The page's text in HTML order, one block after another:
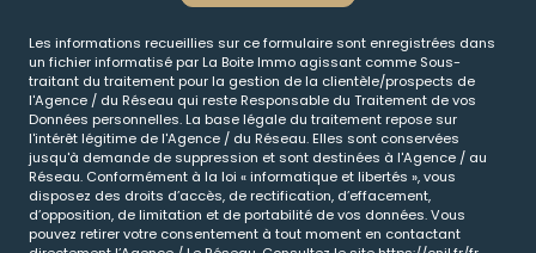
Les informations recueillies sur ce formulaire sont enregistrées dans
un fichier informatisé par La Boite Immo agissant comme Sous-
traitant du traitement pour la gestion de la clientèle/prospects de
l'Agence / du Réseau qui reste Responsable du Traitement de vos
Données personnelles. La base légale du traitement repose sur
l'intérêt légitime de l'Agence / du Réseau. Elles sont conservées
jusqu'à demande de suppression et sont destinées à l'Agence / au
Réseau. Conformément à la loi « informatique et libertés », vous
disposez des droits d’accès, de rectification, d’effacement,
d’opposition, de limitation et de portabilité de vos données. Vous
pouvez retirer votre consentement à tout moment en contactant